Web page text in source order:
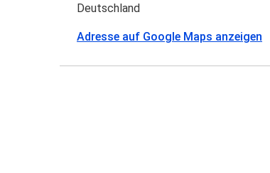
Deutschland
Adresse auf Google Maps anzeigen